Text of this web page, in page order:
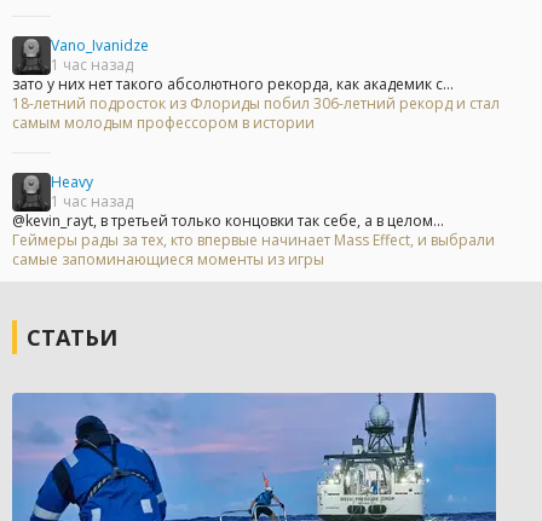
Vano_Ivanidze
1 час назад
зато у них нет такого абсолютного рекорда, как академик с...
18-летний подросток из Флориды побил 306-летний рекорд и стал
самым молодым профессором в истории
Heavy
1 час назад
@kevin_rayt, в третьей только концовки так себе, а в целом...
Геймеры рады за тех, кто впервые начинает Mass Effect, и выбрали
самые запоминающиеся моменты из игры
СТАТЬИ